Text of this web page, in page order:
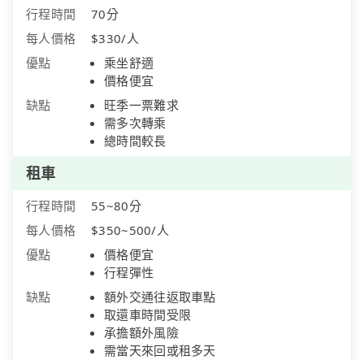
行程時間
70分
每人價格
$330/人
優點
乘坐舒適
價格便宜
缺點
旺季一票難求
需多次轉乘
總時間較長
租車
行程時間
55~80分
每人價格
$350~500/人
優點
價格便宜
行程彈性
缺點
額外交通往返取車點
取還車時間受限
承擔額外風險
需當天來回或租多天